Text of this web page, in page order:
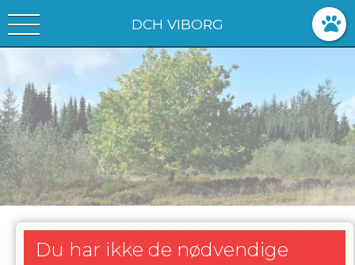
DCH VIBORG
Du har ikke de nødvendige